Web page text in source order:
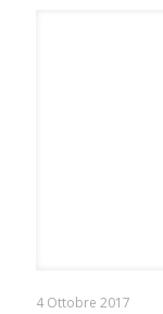
4 Ottobre 2017